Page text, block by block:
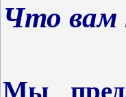
Что вам
Mы